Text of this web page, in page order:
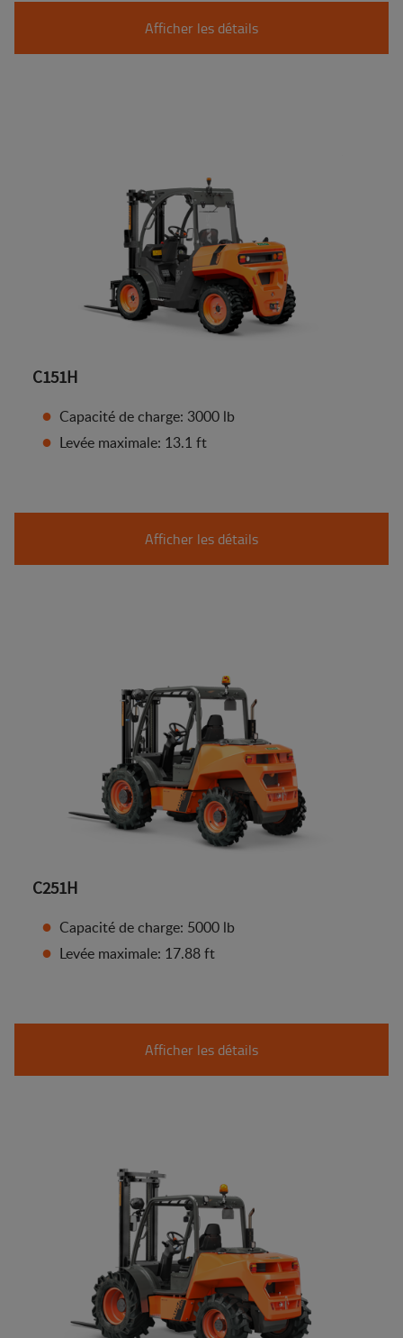
Afficher les détails
C151H
Capacité de charge: 3000 lb
Levée maximale: 13.1 ft
Afficher les détails
C251H
Capacité de charge: 5000 lb
Levée maximale: 17.88 ft
Afficher les détails